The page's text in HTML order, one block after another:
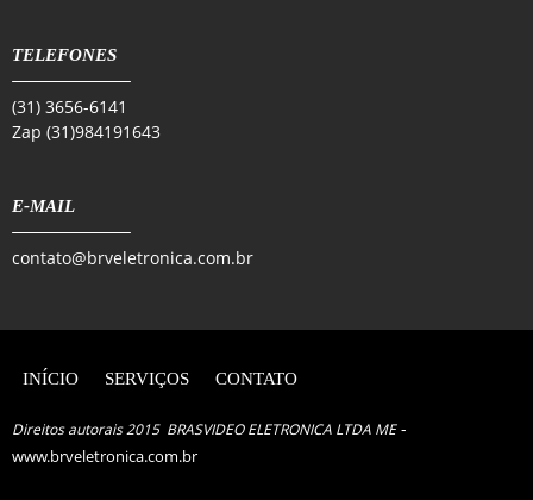
TELEFONES
(31) 3656-6141
Zap (31)984191643
E-MAIL
contato@brveletronica.com.br
INÍCIO SERVIÇOS CONTATO
Direitos autorais 2015 BRASVIDEO ELETRONICA LTDA ME-
www.brveletronica.com.br